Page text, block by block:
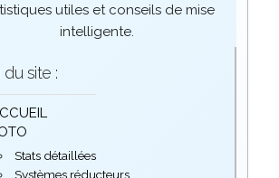
utiles et conseils de mise
intelligente.
du site :
Stats détaillées
Systèmes réducteurs